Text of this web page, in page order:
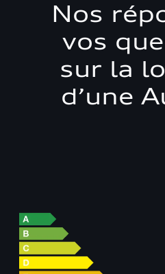
Nos
vos
sur la
d’une